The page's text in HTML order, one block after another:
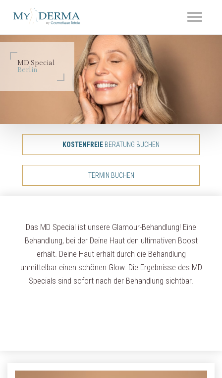
Toggle
MD Special
Berlin
KOSTENFREIE BERATUNG BUCHEN
TERMIN BUCHEN
Das MD Special ist unsere Glamour-Behandlung! Eine
Behandlung, bei der Deine Haut den ultimativen Boost
erhält. Deine Haut erhält durch die Behandlung
unmittelbar einen schönen Glow. Die Ergebnisse des MD
Specials sind sofort nach der Behandlung sichtbar.